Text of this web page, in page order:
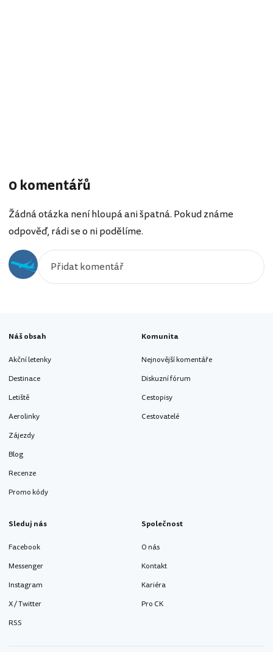
0 komentářů
Žádná otázka není hloupá ani špatná. Pokud známe
odpověď, rádi se o ni podělíme.
Náš obsah
Akční letenky
Destinace
Letiště
Aerolinky
Zájezdy
Blog
Recenze
Promo kódy
Komunita
Nejnovější komentáře
Diskuzní fórum
Cestopisy
Cestovatelé
Sleduj nás
Facebook
Messenger
Instagram
X / Twitter
RSS
Společnost
O nás
Kontakt
Kariéra
Pro CK